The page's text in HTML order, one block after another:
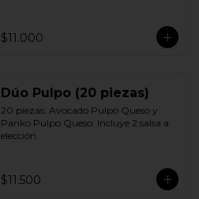
$11.000
Dúo Pulpo (20 piezas)
20 piezas: Avocado Pulpo Queso y
Panko Pulpo Queso. Incluye 2 salsa a
elección.
$11.500